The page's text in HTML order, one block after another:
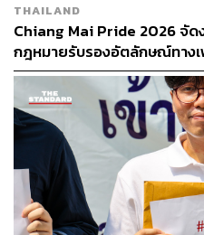
ดังเช่นเมื่อวันที่ 24 มีนาคม
หนึ่งสัปดาห์ รายการข่าว 3 มิ
สิริบรรสพ แม่ทัพภาคที่ 3 กล่า
แล้ว พบว่าทหารทำทุกอย่างต
โท พูลทรัพย์
ประเสริฐศักดิ์พร้
ผลในการยิงป้องกันตัว ถ้าเป็นผ
THAILAND
Chiang Mai Pride 2026 จัด
กฎหมายรับรองอัตลักษณ์ทาง